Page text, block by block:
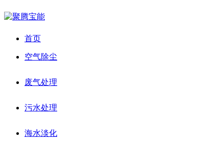
首页
空气除尘
废气处理
污水处理
海水淡化